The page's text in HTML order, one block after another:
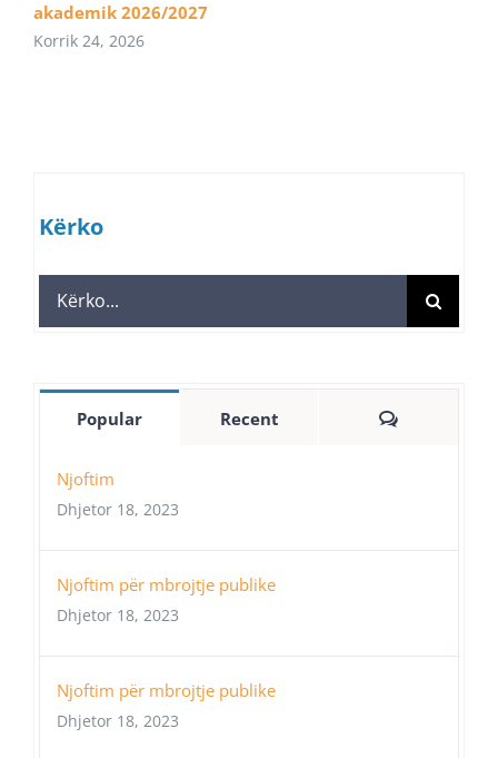
akademik 2026/2027
Korrik 24, 2026
Kërko
Search
for:
Popular Recent Comments
Njoftim
Dhjetor 18, 2023
Njoftim për mbrojtje publike
Dhjetor 18, 2023
Njoftim për mbrojtje publike
Dhjetor 18, 2023